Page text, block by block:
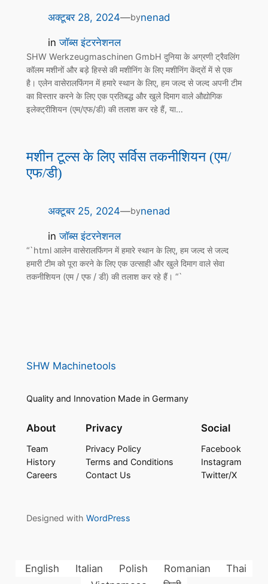
अक्टूबर 28, 2024—bynenad
inजॉब्स इंटरनेशनल
SHW Werkzeugmaschinen GmbH दुनिया के अग्रणी ट्रैवलिंग
कॉलम मशीनों और बड़े हिस्से की मशीनिंग के लिए मशीनिंग केंद्रों में से एक
है। एलेन वासेरालफिंगन में हमारे स्थान के लिए, हम जल्द से जल्द अपनी टीम
का विस्तार करने के लिए एक प्रतिबद्ध और खुले दिमाग वाले औद्योगिक
इलेक्ट्रीशियन (एम/एफ/डी) की तलाश कर रहे हैं, या…
मशीन टूल्स के लिए सर्विस तकनीशियन (एम/
एफ/डी)
अक्टूबर 25, 2024—bynenad
inजॉब्स इंटरनेशनल
“`html आलेन वासेरालफिंगन में हमारे स्थान के लिए, हम जल्द से जल्द
हमारी टीम को पूरा करने के लिए एक उत्साही और खुले दिमाग वाले सेवा
तकनीशियन (एम / एफ / डी) की तलाश कर रहे हैं। “`
SHW Machinetools
Quality and Innovation Made in Germany
About
Team
History
Careers
Privacy
Privacy Policy
Terms and Conditions
Contact Us
Social
Facebook
Instagram
Twitter/X
Designed with WordPress
English Italian Polish Romanian
Thai